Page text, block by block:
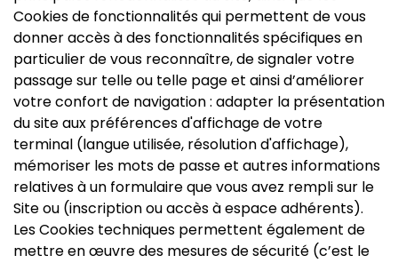
Cookies de fonctionnalités qui permettent de vous
donner accès à des fonctionnalités spécifiques en
particulier de vous reconnaître, de signaler votre
passage sur telle ou telle page et ainsi d’améliorer
votre confort de navigation : adapter la présentation
du site aux préférences d'affichage de votre
terminal (langue utilisée, résolution d'affichage),
mémoriser les mots de passe et autres informations
relatives à un formulaire que vous avez rempli sur le
Site ou (inscription ou accès à espace adhérents).
Les Cookies techniques permettent également de
mettre en œuvre des mesures de sécurité (c’est le